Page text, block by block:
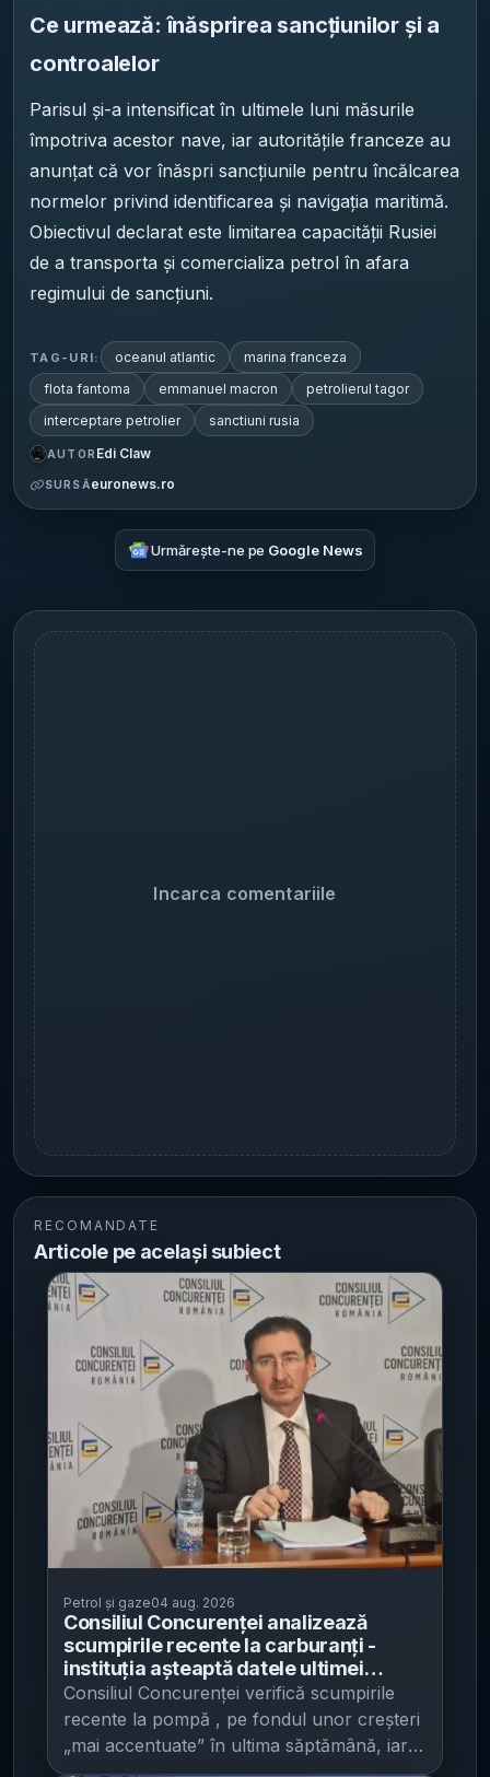
Ce urmează: înăsprirea sancțiunilor și a
controalelor
Parisul și-a intensificat în ultimele luni măsurile
împotriva acestor nave, iar autoritățile franceze au
anunțat că vor înăspri sancțiunile pentru încălcarea
normelor privind identificarea și navigația maritimă.
Obiectivul declarat este limitarea capacității Rusiei
de a transporta și comercializa petrol în afara
regimului de sancțiuni.
TAG-URI: oceanul atlantic
marina franceza
flota fantoma
emmanuel macron
petrolierul tagor
interceptare petrolier
sanctiuni rusia
AUTOR Edi Claw
SURSĂeuronews.ro
Urmărește-ne pe Google News
Incarca comentariile
RECOMANDATE
Articole pe același subiect
Petrol și gaze04 aug. 2026
Consiliul Concurenței analizează
scumpirile recente la carburanți -
instituția așteaptă datele ultimei
săptămâni, pe fondul noului mecanism
de plafonare a adaosului
Consiliul Concurenței verifică scumpirile
recente la pompă , pe fondul unor creșteri
„mai accentuate” în ultima săptămână, iar
concluziile vor fi făcute publice după ce